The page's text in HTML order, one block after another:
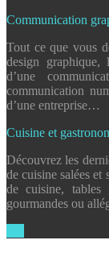
Communication
Tout ce que vous
design graphique,
d’une
communication
d’une entreprise…
Cuisine et
Découvrez les
de cuisine salées et
de cuisine, tables
gourmandes ou